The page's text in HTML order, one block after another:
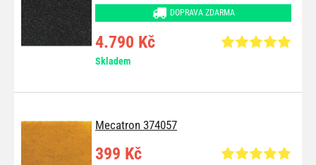
DOPRAVA ZDARMA
4.790 Kč
Skladem
Mecatron 374057
399 Kč